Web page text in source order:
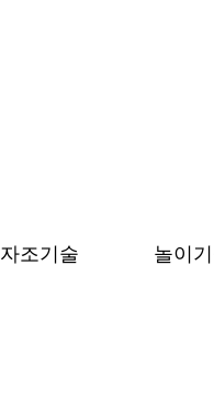
자조기술 놀이